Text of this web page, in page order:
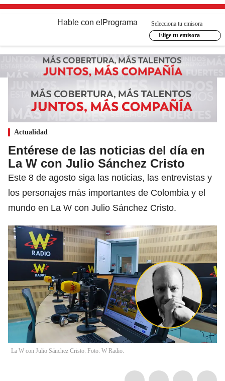
Hable con el Programa
Selecciona tu emisora
Elige tu emisora
Actualidad
Entérese de las noticias del día en
La W con Julio Sánchez Cristo
Este 8 de agosto siga las noticias, las entrevistas y
los personajes más importantes de Colombia y el
mundo en La W con Julio Sánchez Cristo.
La W con Julio Sánchez Cristo. Foto: W Radio.